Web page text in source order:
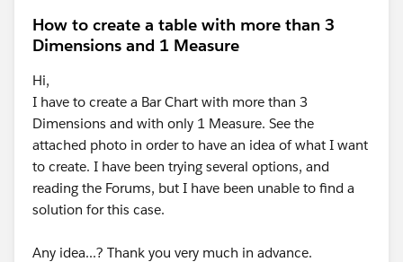
How to create a table with more than 3
Dimensions and 1 Measure
Hi,
I have to create a Bar Chart with more than 3
Dimensions and with only 1 Measure. See the
attached photo in order to have an idea of what I want
to create. I have been trying several options, and
reading the Forums, but I have been unable to find a
solution for this case.
Any idea...? Thank you very much in advance.